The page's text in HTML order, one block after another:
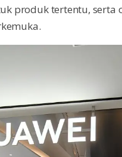
produk tertentu, serta